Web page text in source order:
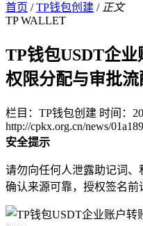
首页 / TP钱包创建 / 正文
TP WALLET
TP钱包USDT企
权限分配与审批流
栏目：TP钱包创建 时间：
http://cpkx.org.cn/news/
安全提示
请勿向任何人泄露助记词、
确认来源可靠，授权签名前